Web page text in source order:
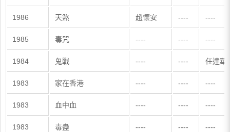
1986 天煞 趙懷安 ---- ----
1985 毒咒 ---- ---- ----
1984 鬼戰 ---- ---- 任達華
1983 家在香港 ---- ---- ----
1983 血中血 ---- ---- ----
1983 毒蠱 ---- ---- ----